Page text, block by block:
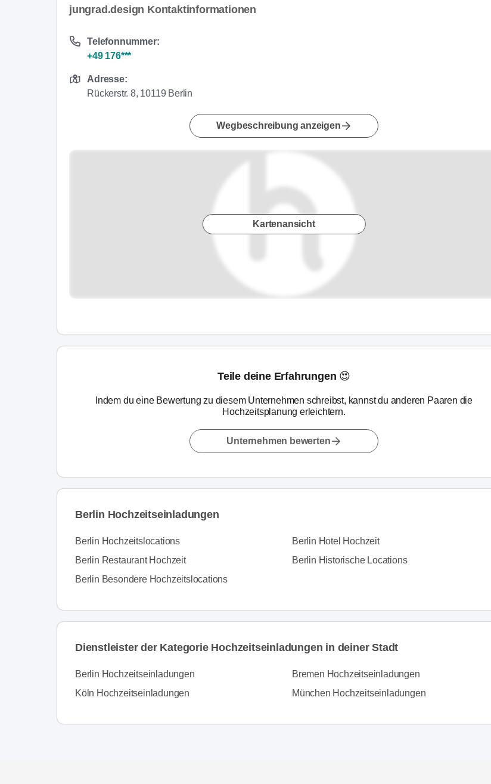
jungrad.design Kontaktinformationen
Telefonnummer:
+49 176***
Adresse:
Rückerstr. 8, 10119 Berlin
Wegbeschreibung anzeigen
Kartenansicht
Teile deine Erfahrungen 😍
Indem du eine Bewertung zu diesem Unternehmen schreibst, kannst du anderen Paaren die
Hochzeitsplanung erleichtern.
Unternehmen bewerten
Berlin Hochzeitseinladungen
Berlin Hochzeitslocations Berlin Hotel Hochzeit
Berlin Restaurant Hochzeit
Berlin Historische Locations
Berlin Besondere Hochzeitslocations
Dienstleister der Kategorie Hochzeitseinladungen in deiner Stadt
Berlin Hochzeitseinladungen Bremen Hochzeitseinladungen
Köln Hochzeitseinladungen
München Hochzeitseinladungen